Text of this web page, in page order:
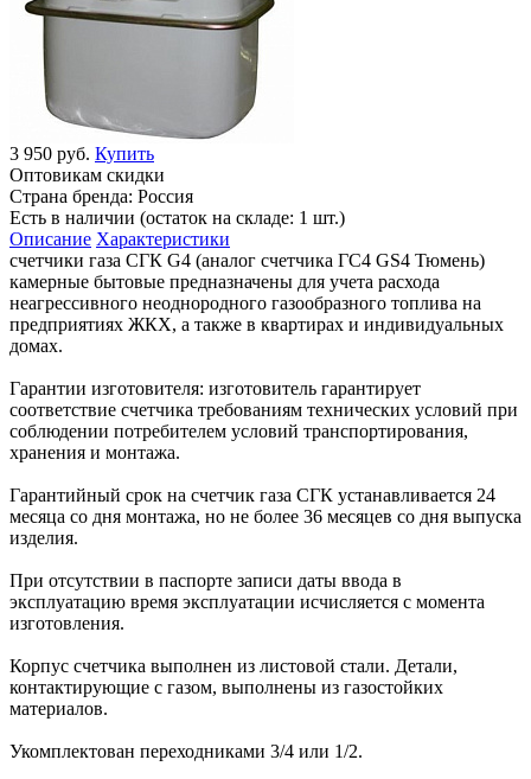
3 950 руб. Купить
Оптовикам скидки
Страна бренда: Россия
Есть в наличии (остаток на складе: 1 шт.)
Описание Характеристики
счетчики газа СГК G4 (аналог счетчика ГС4 GS4 Тюмень)
камерные бытовые предназначены для учета расхода
неагрессивного неоднородного газообразного топлива на
предприятиях ЖКХ, а также в квартирах и индивидуальных
домах.
Гарантии изготовителя: изготовитель гарантирует
соответствие счетчика требованиям технических условий при
соблюдении потребителем условий транспортирования,
хранения и монтажа.
Гарантийный срок на счетчик газа СГК устанавливается 24
месяца со дня монтажа, но не более 36 месяцев со дня выпуска
изделия.
При отсутствии в паспорте записи даты ввода в
эксплуатацию время эксплуатации исчисляется с момента
изготовления.
Корпус счетчика выполнен из листовой стали. Детали,
контактирующие с газом, выполнены из газостойких
материалов.
Укомплектован переходниками 3/4 или 1/2.